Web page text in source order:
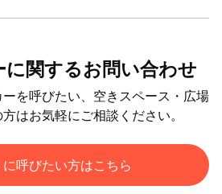
関するお問い合わせ
を呼びたい、空きスペース・広場
はお気軽にご相談ください。
呼びたい方はこちら